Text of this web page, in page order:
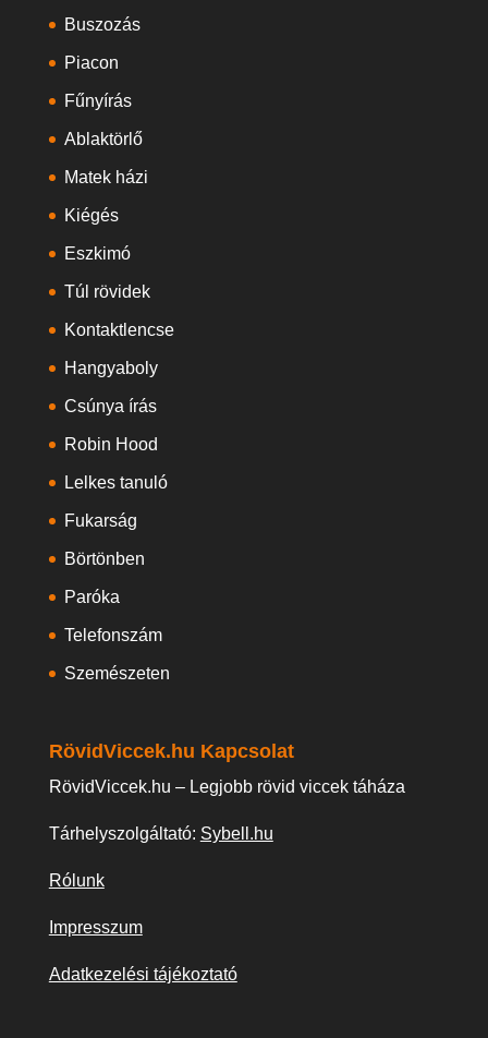
Buszozás
Piacon
Fűnyírás
Ablaktörlő
Matek házi
Kiégés
Eszkimó
Túl rövidek
Kontaktlencse
Hangyaboly
Csúnya írás
Robin Hood
Lelkes tanuló
Fukarság
Börtönben
Paróka
Telefonszám
Szemészeten
RövidViccek.hu Kapcsolat
RövidViccek.hu – Legjobb rövid viccek táháza
Tárhelyszolgáltató: Sybell.hu
Rólunk
Impresszum
Adatkezelési tájékoztató